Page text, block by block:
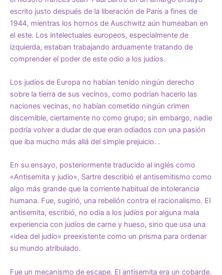
escrito justo después de la liberación de París a fines de
1944, mientras los hornos de Auschwitz aún humeaban en
el este. Los intelectuales europeos, especialmente de
izquierda, estaban trabajando arduamente tratando de
comprender el poder de este odio a los judíos.
Los judíos de Europa no habían tenido ningún derecho
sobre la tierra de sus vecinos, como podrían hacerlo las
naciones vecinas, no habían cometido ningún crimen
discernible, ciertamente no como grupo; sin embargo, nadie
podría volver a dudar de que eran odiados con una pasión
que iba mucho más allá del simple prejuicio. .
En su ensayo, posteriormente traducido al inglés como
«Antisemita y judío», Sartre describió el antisemitismo como
algo más grande que la corriente habitual de intolerancia
humana. Fue, sugirió, una rebelión contra el racionalismo. El
antisemita, escribió, no odia a los judíos por alguna mala
experiencia con judíos de carne y hueso, sino que usa una
«idea del judío» preexistente como un prisma para ordenar
su mundo atribulado.
Fue un mecanismo de escape. El antisemita era un cobarde,